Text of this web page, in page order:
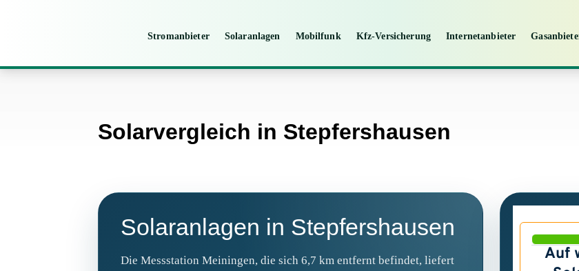
Stromanbieter Solaranlagen Mobilfunk Kfz-Versicherung Internetanbieter
Solarvergleich in Stepfershausen
Solaranlagen in Stepfershausen
Die Messstation Meiningen, die sich 6,7 km entfernt befindet, liefert